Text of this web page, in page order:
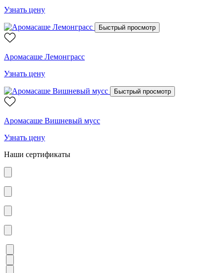
Узнать цену
Быстрый просмотр
Аромасаше Лемонграсс
Узнать цену
Быстрый просмотр
Аромасаше Вишневый мусс
Узнать цену
Наши сертификаты